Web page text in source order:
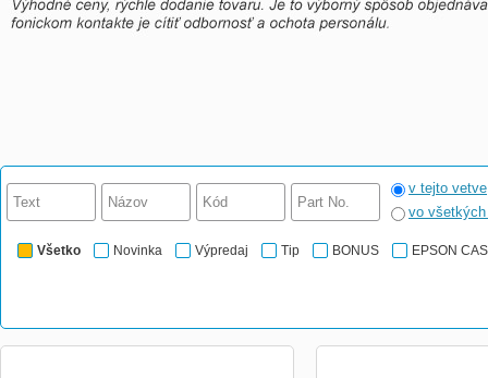
v tejto vetve
vo
Všetko Novinka Výpredaj Tip BONUS EPSON